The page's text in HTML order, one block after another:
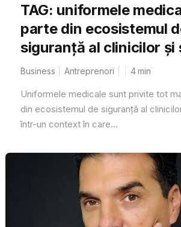
TAG: uniformele
parte din ecosistemul
siguranță al clinicilor și
Business Antreprenori 4min
Uniformele medicale sunt privite tot
din ecosistemul de siguranță al
într-un context în care...